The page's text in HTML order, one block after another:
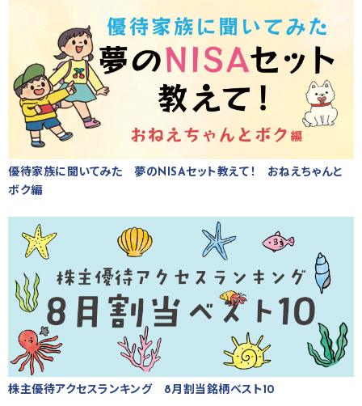
優待家族に聞いてみた 夢のNISAセット教えて！ おねえちゃんと
ボク編
株主優待アクセスランキング 8月割当銘柄ベスト10